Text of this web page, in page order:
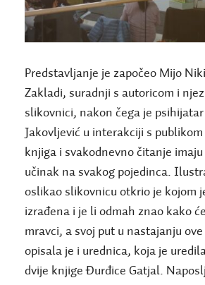
Predstavljanje je započeo Mijo
Zakladi, suradnji s autoricom i
slikovnici, nakon čega je
Jakovljević u interakciji s publikom
knjiga i svakodnevno čitanje
učinak na svakog pojedinca.
oslikao slikovnicu otkrio je kojom
izrađena i je li odmah znao kako
mravci, a svoj put u nastajanju
opisala je i urednica, koja je
dvije knjige Đurđice Gatjal.